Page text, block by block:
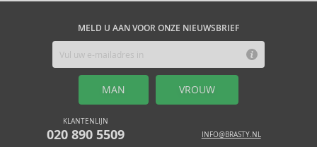
MELD U AAN VOOR ONZE NIEUWSBRIEF
MAN VROUW
KLANTENLIJN
020 890 5509 INFO@BRASTY.NL